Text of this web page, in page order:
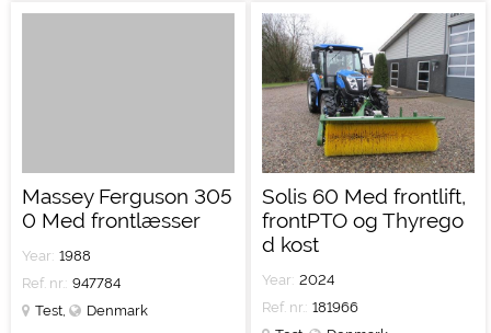
Massey Ferguson 305
0 Med frontlæsser
Year: 1988
Ref. nr.: 947784
Test, Denmark
Solis 60 Med frontlift,
frontPTO og Thyrego
d kost
Year: 2024
Ref. nr.: 181966